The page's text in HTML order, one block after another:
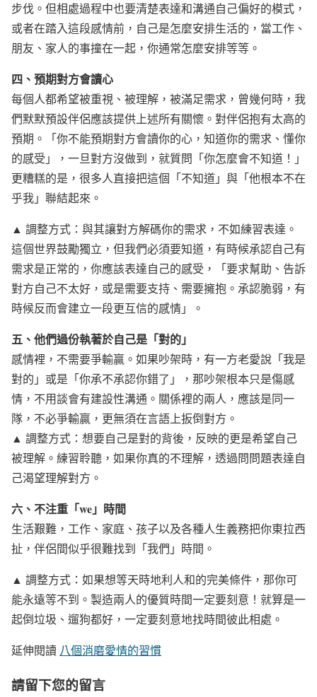
步伐。但相處過程中也要清楚表達和溝通自己偏好的模式，
或者在踏入這段感情前，自己是怎麼安排生活的，當工作、
朋友、家人的事撞在一起，你通常怎麼安排等等。
四、預期對方會讀心
每個人都希望被重視、被理解，被滿足需求，曾幾何時，我
們默默預設伴侶應該提供上述所有關懷。對伴侶抱有太高的
預期。「你不能預期對方會讀你的心，知道你的需求、懂你
的感受」，一旦對方沒做到，就質問「你怎麼會不知道！」
更糟糕的是，很多人直接把這個「不知道」與「他根本不在
乎我」聯結起來。
▲ 調整方式：與其讓對方解碼你的需求，不如練習表達。
這個世界鼓勵獨立，但我們必須要知道，有時候承認自己有
需求是正常的，你應該表達自己的感受，「要求幫助、告訴
對方自己不太好，或是需要支持、需要擁抱。承認脆弱，有
時候反而會建立一段更互信的感情」。
五、他們過份執著於自己是「對的」
感情裡，不需要爭輸贏。如果吵架時，有一方老愛說「我是
對的」或是「你承不承認你錯了」，那吵架根本只是傷感
情，不用談會有建設性溝通。關係裡的兩人，應該是同一
隊，不必爭輸贏，更無須在言語上扳倒對方。
▲ 調整方式：想要自己是對的背後，反映的更是希望自己
被理解。練習聆聽，如果你真的不理解，透過問問題表達自
己渴望理解對方。
六、不注重「we」時間
生活艱難，工作、家庭、孩子以及各種人生義務把你東拉西
扯，伴侶間似乎很難找到「我們」時間。
▲ 調整方式：如果想等天時地利人和的完美條件，那你可
能永遠等不到。製造兩人的優質時間一定要刻意！就算是一
起倒垃圾、遛狗都好，一定要刻意地找時間彼此相處。
延伸閱讀 八個消磨愛情的習慣
請留下您的留言